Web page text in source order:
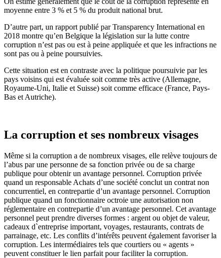
moyenne entre 3 % et 5 % du produit national brut.
D’autre part, un rapport publié par Transparency International en
2018 montre qu’en Belgique la législation sur la lutte contre
corruption n’est pas ou est à peine appliquée et que les infractions ne
sont pas ou à peine poursuivies.
Cette situation est en contraste avec la politique poursuivie par les
pays voisins qui est évaluée soit comme très active (Allemagne,
Royaume-Uni, Italie et Suisse) soit comme efficace (France, Pays-
Bas et Autriche).
La corruption et ses nombreux visages
Même si la corruption a de nombreux visages, elle relève toujours de
l’abus par une personne de sa fonction privée ou de sa charge
publique pour obtenir un avantage personnel. Corruption privée
quand un responsable Achats d’une société conclut un contrat non
concurrentiel, en contrepartie d’un avantage personnel. Corruption
publique quand un fonctionnaire octroie une autorisation non
réglementaire en contrepartie d’un avantage personnel. Cet avantage
personnel peut prendre diverses formes : argent ou objet de valeur,
cadeaux d`entreprise important, voyages, restaurants, contrats de
parrainage, etc. Les conflits d’intérêts peuvent également favoriser la
corruption. Les intermédiaires tels que courtiers ou « agents »
peuvent constituer le lien parfait pour faciliter la corruption.